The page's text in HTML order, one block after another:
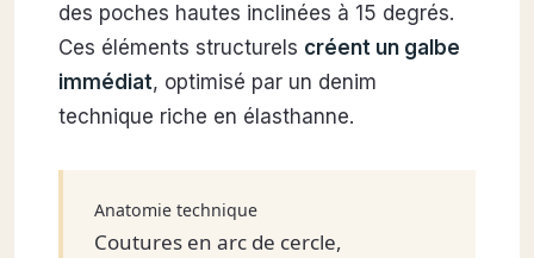
des poches hautes inclinées à 15 degrés.
Ces éléments structurels créent un galbe
immédiat, optimisé par un denim
technique riche en élasthanne.
Anatomie technique
Coutures en arc de cercle,